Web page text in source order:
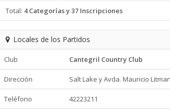
Total: 4 Categorías y 37 Inscripciones
Locales de los Partidos
Club Cantegril Country Club
Dirección Salt Lake y Avda. Mauricio
Teléfono 42223211